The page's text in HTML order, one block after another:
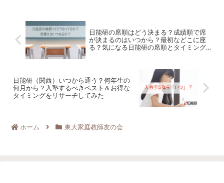
日能研の席順はどう決まる？成績順で席
が決まるのはいつから？最初などこに座
る？気になる日能研の席順とタイミング
日能研（関西）いつから通う？何年生の
何月から？入塾するべきベスト＆お得な
タイミングをリサーチしてみた
ホーム 東大家庭教師友の会